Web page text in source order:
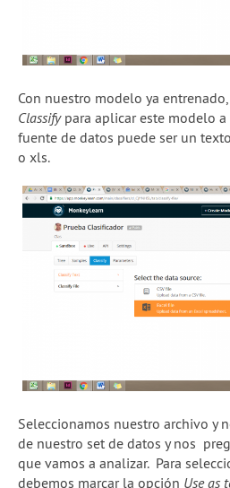
Con nuestro modelo ya
Classifypara aplicar este modelo a
fuente de datos puede ser un
o xls.
Seleccionamos nuestro archivo y
de nuestro set de datos y nos
que vamos a analizar. Para
debemos marcar la opción Use as